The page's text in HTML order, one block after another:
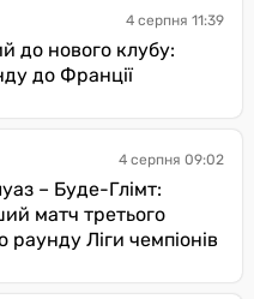
4 серпня 11:39
до нового клубу:
до Франції
4 серпня 09:02
– Буде-Глімт:
матч третього
раунду Ліги чемпіонів